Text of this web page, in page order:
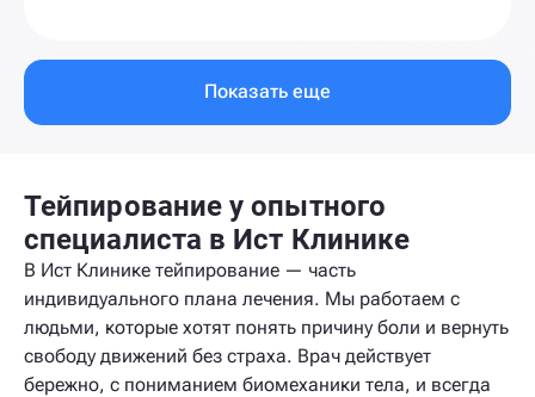
Показать еще
Тейпирование у опытного
специалиста в Ист Клинике
В Ист Клинике тейпирование — часть
индивидуального плана лечения. Мы работаем с
людьми, которые хотят понять причину боли и вернуть
свободу движений без страха. Врач действует
бережно, с пониманием биомеханики тела, и всегда